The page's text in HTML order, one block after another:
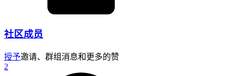
社区成员
授予邀请、群组消息和更多的赞
2